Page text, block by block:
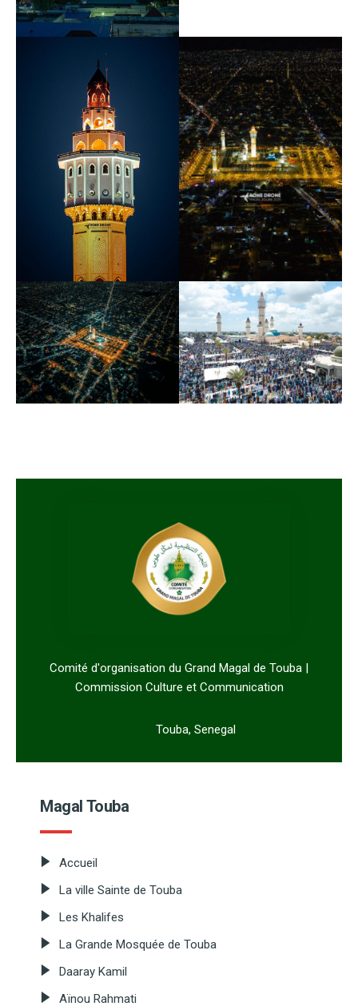
Comité d'organisation du Grand Magal de Touba |
Commission Culture et Communication
Touba, Senegal
Magal Touba
Accueil
La ville Sainte de Touba
Les Khalifes
La Grande Mosquée de Touba
Daaray Kamil
Aïnou Rahmati